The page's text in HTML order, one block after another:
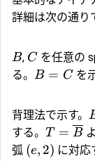
詳細は次の通り
B, C を任意の
る。 B = C を
背理法で示す。
する。 T = B
弧 (e, 2) に対